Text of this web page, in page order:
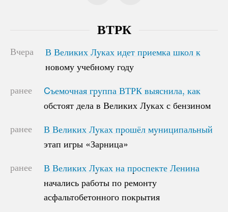
ВТРК
Вчера
В Великих Луках идет приемка школ к
новому учебному году
В Великих Луках идет приемка школ к
новому учебному году
ранее
Cъемочная группа ВТРК выяснила, как
обстоят дела в Великих Луках с бензином
Cъемочная группа ВТРК выяснила, как
обстоят дела в Великих Луках с бензином
ранее
В Великих Луках прошёл муниципальный
этап игры «Зарница»
В Великих Луках прошёл муниципальный
этап игры «Зарница»
ранее
В Великих Луках на проспекте Ленина
начались работы по ремонту
асфальтобетонного покрытия
В Великих Луках на проспекте Ленина
начались работы по ремонту
асфальтобетонного покрытия